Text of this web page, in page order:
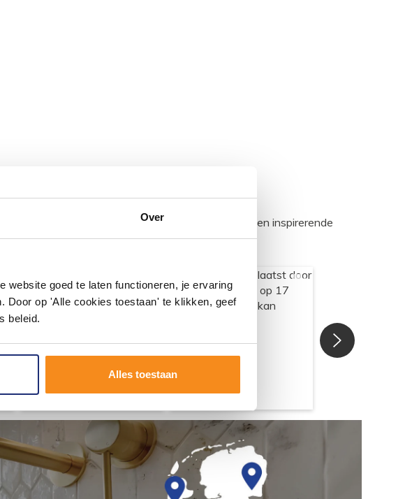
Over
website goed te laten functioneren, je ervaring
Door op 'Alle cookies toestaan' te klikken, geef
beleid.
Alles toestaan
en tag @megadumpnl. Samen bouwen we een inspirerende
Doe je mee?